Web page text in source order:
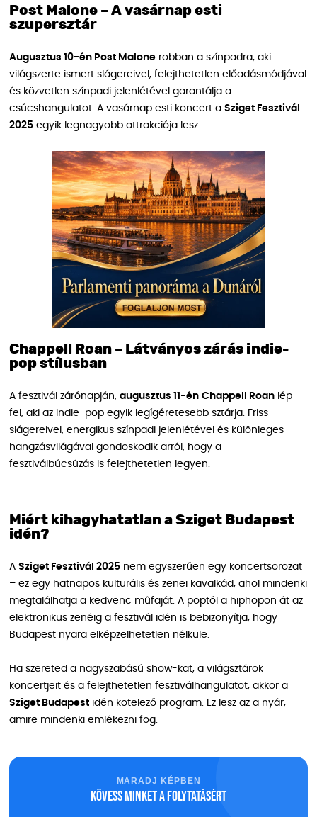
Post Malone – A vasárnap esti
szupersztár
Augusztus 10-én Post Malone robban a színpadra, aki
világszerte ismert slágereivel, felejthetetlen előadásmódjával
és közvetlen színpadi jelenlétével garantálja a
csúcshangulatot. A vasárnap esti koncert a Sziget Fesztivál
2025 egyik legnagyobb attrakciója lesz.
Chappell Roan – Látványos zárás indie-
pop stílusban
A fesztivál zárónapján, augusztus 11-én Chappell Roan lép
fel, aki az indie-pop egyik legígéretesebb sztárja. Friss
slágereivel, energikus színpadi jelenlétével és különleges
hangzásvilágával gondoskodik arról, hogy a
fesztiválbúcsúzás is felejthetetlen legyen.
Miért kihagyhatatlan a Sziget Budapest
idén?
A Sziget Fesztivál 2025 nem egyszerűen egy koncertsorozat
– ez egy hatnapos kulturális és zenei kavalkád, ahol mindenki
megtalálhatja a kedvenc műfaját. A poptól a hiphopon át az
elektronikus zenéig a fesztivál idén is bebizonyítja, hogy
Budapest nyara elképzelhetetlen nélküle.
Ha szereted a nagyszabású show-kat, a világsztárok
koncertjeit és a felejthetetlen fesztiválhangulatot, akkor a
Sziget Budapest idén kötelező program. Ez lesz az a nyár,
amire mindenki emlékezni fog.
MARADJ KÉPBEN
Kövess minket a folytatásért